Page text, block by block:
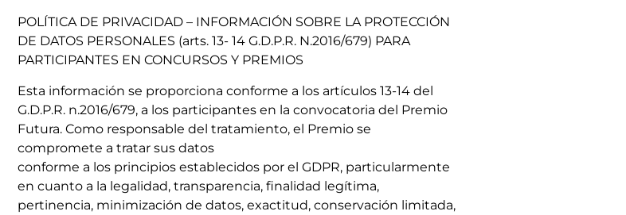
POLÍTICA DE PRIVACIDAD – INFORMACIÓN SOBRE LA PROTECCIÓN
DE DATOS PERSONALES (arts. 13- 14 G.D.P.R. N.2016/679) PARA
PARTICIPANTES EN CONCURSOS Y PREMIOS
Esta información se proporciona conforme a los artículos 13-14 del
G.D.P.R. n.2016/679, a los participantes en la convocatoria del Premio
Futura. Como responsable del tratamiento, el Premio se
compromete a tratar sus datos
conforme a los principios establecidos por el GDPR, particularmente
en cuanto a la legalidad, transparencia, finalidad legítima,
pertinencia, minimización de datos, exactitud, conservación limitada,